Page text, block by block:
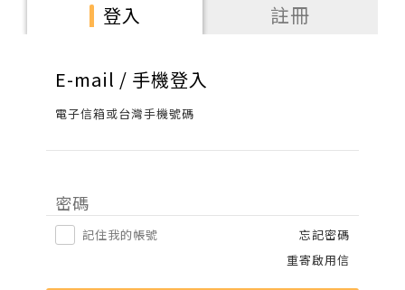
登入 註冊
E-mail / 手機登入
電子信箱或台灣手機號碼
密碼
記住我的帳號
忘記密碼
重寄啟用信